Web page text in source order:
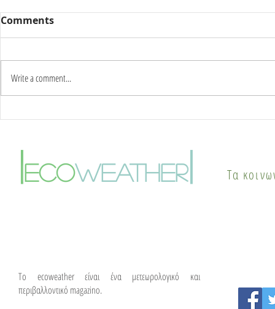
Καύσωνας δύο ημερών:
Πότε αλλάζει το σκηνικό
του καιρού
Γιατί οι
λύσεις
Comments
Write a comment...
ecoweather| Τα
To ecoweather είναι ένα μετεωρολογικό και
περιβαλλοντικό magazino.